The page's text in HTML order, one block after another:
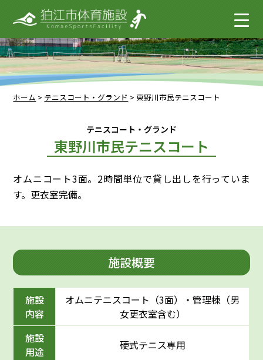
ホーム > テニスコート・グランド > 東野川市民テニスコート
テニスコート・グランド
東野川市民テニスコート
オムニコート3面。2時間単位で貸し出しを行っていま
す。更衣室完備。
施設概要
施設
内容
オムニテニスコート（3面）・管理棟（男
女更衣室含む）
施設
用途
硬式テニス専用